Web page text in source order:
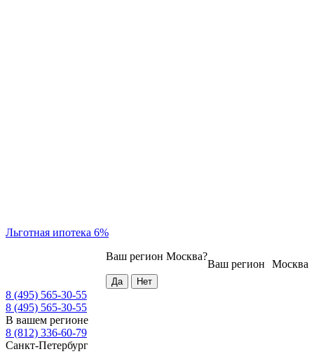
Льготная ипотека 6%
Москва
Ваш регион
Ваш регион Москва?
8 (495) 565-30-55
8 (495) 565-30-55
В вашем регионе
8 (812) 336-60-79
Санкт-Петербург